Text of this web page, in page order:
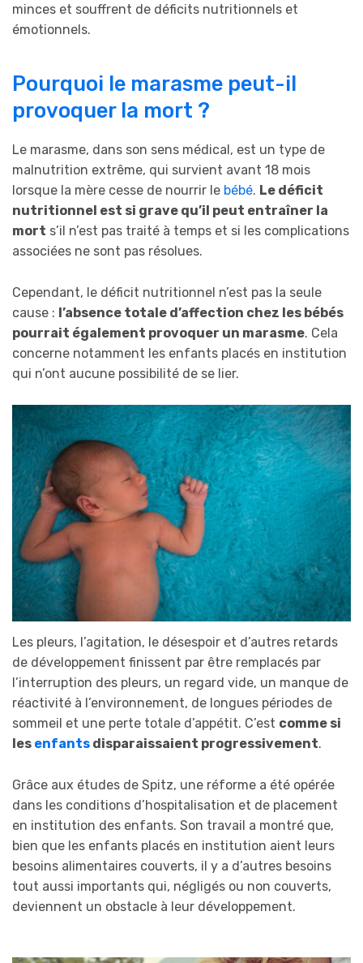
minces et souffrent de déficits nutritionnels et
émotionnels.
Pourquoi le marasme peut-il
provoquer la mort ?
Le marasme, dans son sens médical, est un type de
malnutrition extrême, qui survient avant 18 mois
lorsque la mère cesse de nourrir le bébé. Le déficit
nutritionnel est si grave qu’il peut entraîner la
mort s’il n’est pas traité à temps et si les complications
associées ne sont pas résolues.
Cependant, le déficit nutritionnel n’est pas la seule
cause : l’absence totale d’affection chez les bébés
pourrait également provoquer un marasme. Cela
concerne notamment les enfants placés en institution
qui n’ont aucune possibilité de se lier.
Les pleurs, l’agitation, le désespoir et d’autres retards
de développement finissent par être remplacés par
l’interruption des pleurs, un regard vide, un manque de
réactivité à l’environnement, de longues périodes de
sommeil et une perte totale d’appétit. C’est comme si
les enfants disparaissaient progressivement.
Grâce aux études de Spitz, une réforme a été opérée
dans les conditions d’hospitalisation et de placement
en institution des enfants. Son travail a montré que,
bien que les enfants placés en institution aient leurs
besoins alimentaires couverts, il y a d’autres besoins
tout aussi importants qui, négligés ou non couverts,
deviennent un obstacle à leur développement.